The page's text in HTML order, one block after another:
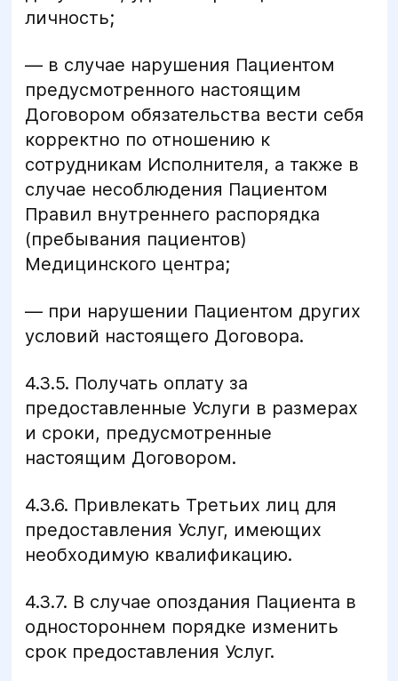
личность;
— в случае нарушения Пациентом
предусмотренного настоящим
Договором обязательства вести себя
корректно по отношению к
сотрудникам Исполнителя, а также в
случае несоблюдения Пациентом
Правил внутреннего распорядка
(пребывания пациентов)
Медицинского центра;
— при нарушении Пациентом других
условий настоящего Договора.
4.3.5. Получать оплату за
предоставленные Услуги в размерах
и сроки, предусмотренные
настоящим Договором.
4.3.6. Привлекать Третьих лиц для
предоставления Услуг, имеющих
необходимую квалификацию.
4.3.7. В случае опоздания Пациента в
одностороннем порядке изменить
срок предоставления Услуг.